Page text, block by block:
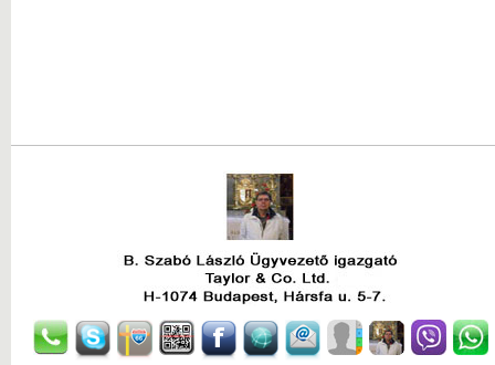
Click pentru marire
Click pentru marire